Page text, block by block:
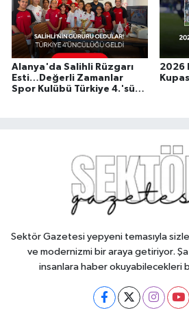
Alanya'da Salihli Rüzgarı
Esti…Değerli Zamanlar
Spor Kulübü Türkiye 4.'sü
2026
Sektör Gazetesi yepyeni temasıyla
ve modernizmi bir araya getiriyor.
insanlara haber okuyabilecekleri